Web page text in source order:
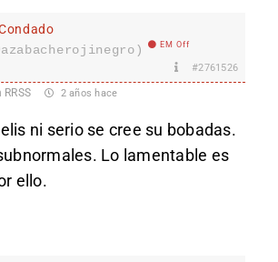
EM Off
#2761526
RRSS 2 años hace
ni serio se cree su bobadas.
Lo lamentable es
ello.